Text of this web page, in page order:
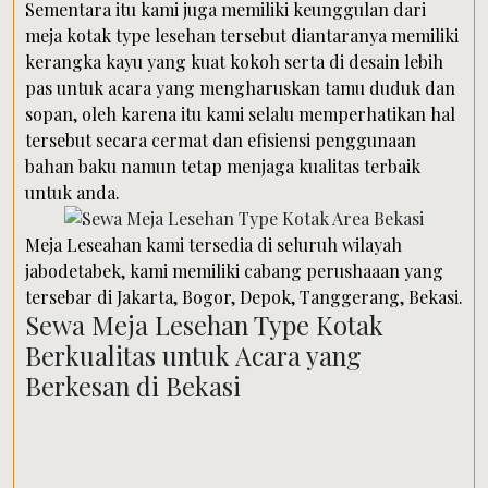
Sementara itu kami juga memiliki keunggulan dari
meja kotak type lesehan tersebut diantaranya memiliki
kerangka kayu yang kuat kokoh serta di desain lebih
pas untuk acara yang mengharuskan tamu duduk dan
sopan, oleh karena itu kami selalu memperhatikan hal
tersebut secara cermat dan efisiensi penggunaan
bahan baku namun tetap menjaga kualitas terbaik
untuk anda.
Meja Leseahan kami tersedia di seluruh wilayah
jabodetabek, kami memiliki cabang perushaaan yang
tersebar di Jakarta, Bogor, Depok, Tanggerang, Bekasi.
Sewa Meja Lesehan Type Kotak
Berkualitas untuk Acara yang
Berkesan di Bekasi